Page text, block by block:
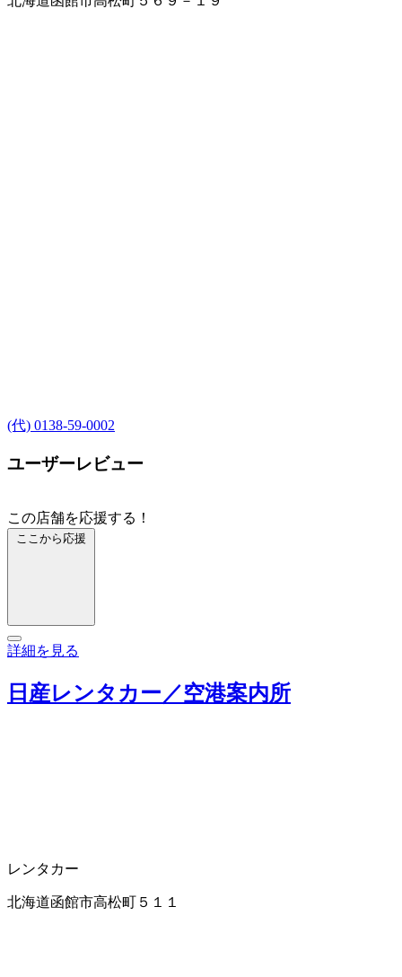
(代) 0138-59-0002
ユーザーレビュー
この店舗を応援する！
ここから応援
詳細を見る
日産レンタカー／空港案内所
レンタカー
北海道函館市高松町５１１